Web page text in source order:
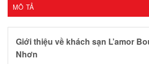
MÔ TẢ
Giới thiệu về khách sạn L’amor
Nhơn